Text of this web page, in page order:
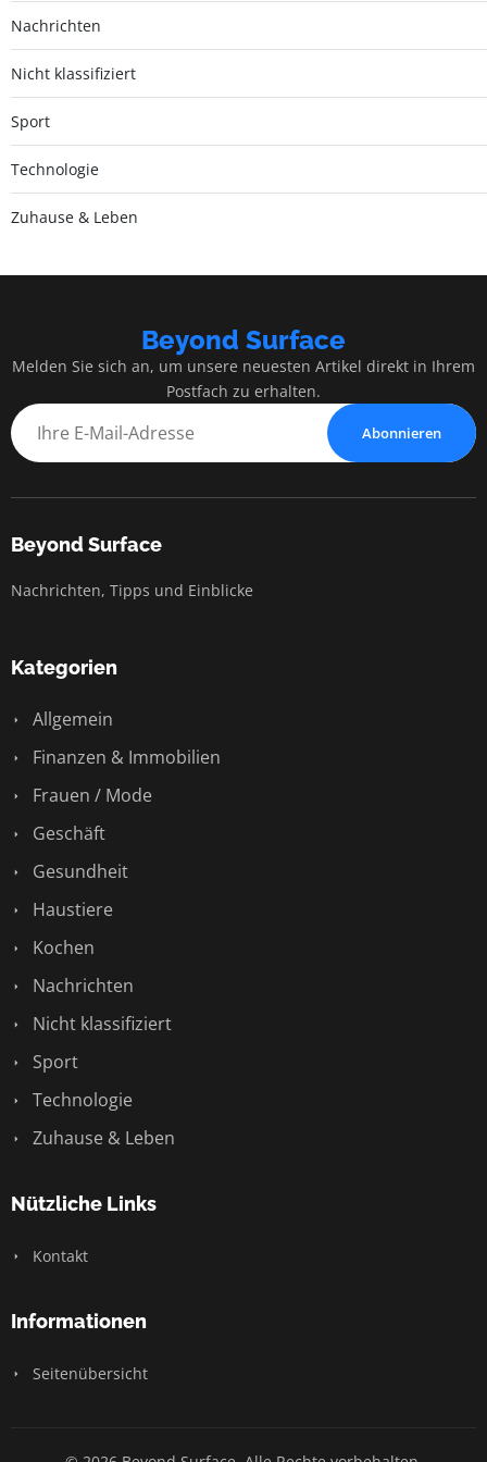
Nachrichten
Nicht klassifiziert
Sport
Technologie
Zuhause & Leben
Beyond Surface
Melden Sie sich an, um unsere neuesten Artikel direkt in Ihrem
Postfach zu erhalten.
Abonnieren
Beyond Surface
Nachrichten, Tipps und Einblicke
Kategorien
Allgemein
Finanzen & Immobilien
Frauen / Mode
Geschäft
Gesundheit
Haustiere
Kochen
Nachrichten
Nicht klassifiziert
Sport
Technologie
Zuhause & Leben
Nützliche Links
Kontakt
Informationen
Seitenübersicht